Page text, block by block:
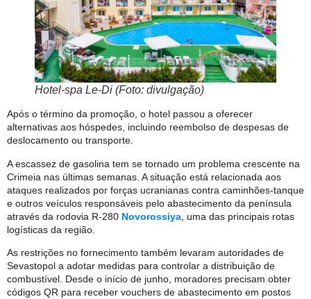
Hotel-spa Le-Di (Foto: divulgação)
Após o término da promoção, o hotel passou a oferecer
alternativas aos hóspedes, incluindo reembolso de despesas de
deslocamento ou transporte.
A escassez de gasolina tem se tornado um problema crescente na
Crimeia nas últimas semanas. A situação está relacionada aos
ataques realizados por forças ucranianas contra caminhões-tanque
e outros veículos responsáveis pelo abastecimento da península
através da rodovia R-280 Novorossiya , uma das principais rotas
logísticas da região.
As restrições no fornecimento também levaram autoridades de
Sevastopol a adotar medidas para controlar a distribuição de
combustível. Desde o início de junho, moradores precisam obter
códigos QR para receber vouchers de abastecimento em postos